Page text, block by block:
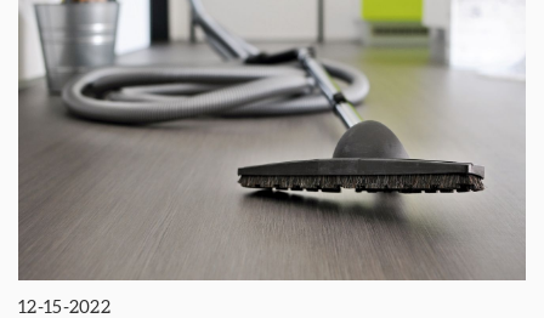
12-15-2022